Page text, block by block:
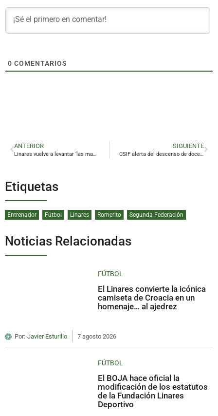
0 COMENTARIOS
ANTERIOR
Linares vuelve a levantar ‘las manos blancas’ contra el terrorismo
SIGUIENTE
CSIF alerta del descenso de docentes y el exceso de ratio en la provincia
Etiquetas
Entrenador Fútbol Linares Romerito Segunda Federación
Noticias Relacionadas
FÚTBOL
El Linares convierte la icónica
camiseta de Croacia en un
homenaje… al ajedrez
Por: Javier Esturillo 7 agosto 2026
FÚTBOL
El BOJA hace oficial la
modificación de los estatutos
de la Fundación Linares
Deportivo